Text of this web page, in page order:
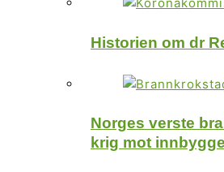
Historien om dr
Norges verste
krig mot